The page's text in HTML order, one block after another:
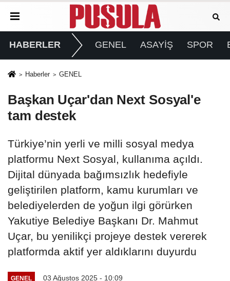
HABERLER GENEL ASAYİŞ SPOR
Haberler GENEL
Başkan Uçar'dan Next Sosyal'e
tam destek
Türkiye’nin yerli ve milli sosyal medya
platformu Next Sosyal, kullanıma açıldı.
Dijital dünyada bağımsızlık hedefiyle
geliştirilen platform, kamu kurumları ve
belediyelerden de yoğun ilgi görürken
Yakutiye Belediye Başkanı Dr. Mahmut
Uçar, bu yenilikçi projeye destek vererek
platformda aktif yer aldıklarını duyurdu
GENEL 03 Ağustos 2025 - 10:09